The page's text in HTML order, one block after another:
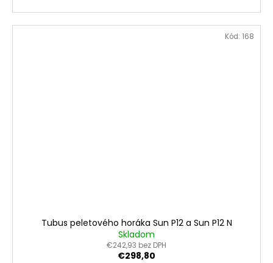
Tubus peletového horáka Sun P12 a Sun P12 N
Skladom
€242,93 bez DPH
€298,80
Kód: 168